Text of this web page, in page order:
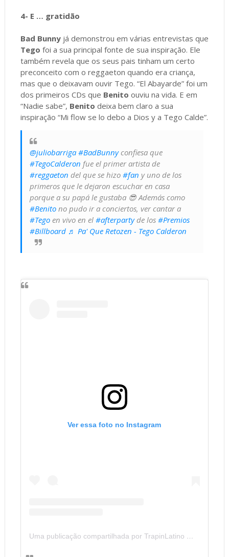
4- E … gratidão
Bad Bunnyjá demonstrou em várias entrevistas que
Tego foi a sua principal fonte de sua inspiração. Ele
também revela que os seus pais tinham um certo
preconceito com o reggaeton quando era criança,
mas que o deixavam ouvir Tego. “El Abayarde” foi um
dos primeiros CDs que Benito ouviu na vida. E em
“Nadie sabe”, Benito deixa bem claro a sua
inspiração “Mi flow se lo debo a Dios y a Tego Calde”.
@juliobarriga #BadBunnyconfiesa que
#TegoCalderon fue el primer artista de
#reggaeton del que se hizo #fan y uno de los
primeros que le dejaron escuchar en casa
porque a su papá le gustaba 😎 Además como
#Benitono pudo ir a conciertos, ver cantar a
#Tegoen vivo en el #afterpartyde los #Premios
#Billboard ♬ Pa' Que Retozen - Tego Calderon
Ver essa foto no Instagram
Uma publicação compartilhada por TrapinLatino 💽 (@trapinlatino)